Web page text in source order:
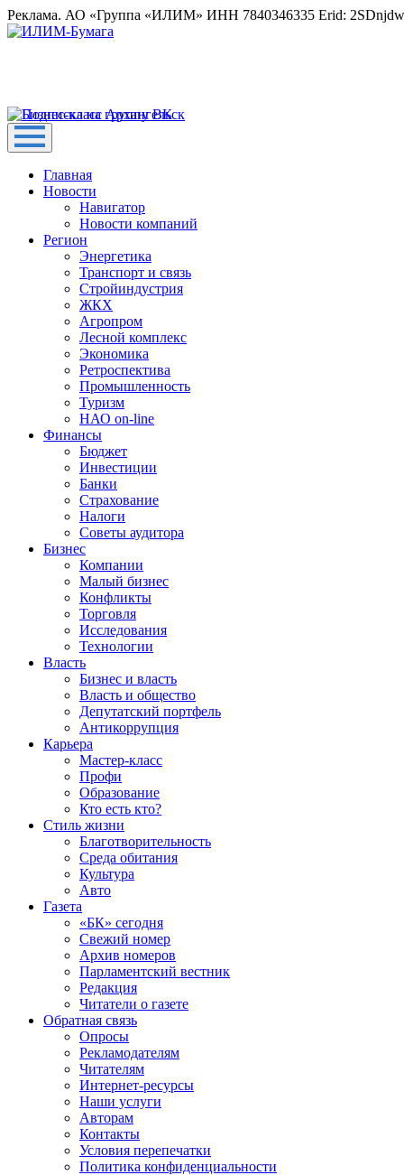
Реклама. АО «Группа «ИЛИМ» ИНН 7840346335 Erid:
Главная
Новости
Навигатор
Новости компаний
Регион
Энергетика
Транспорт и связь
Стройиндустрия
ЖКХ
Агропром
Лесной комплекс
Экономика
Ретроспектива
Промышленность
Туризм
НАО on-line
Финансы
Бюджет
Инвестиции
Банки
Страхование
Налоги
Советы аудитора
Бизнес
Компании
Малый бизнес
Конфликты
Торговля
Исследования
Технологии
Власть
Бизнес и власть
Власть и общество
Депутатский портфель
Антикоррупция
Карьера
Мастер-класс
Профи
Образование
Кто есть кто?
Стиль жизни
Благотворительность
Среда обитания
Культура
Авто
Газета
«БК» сегодня
Свежий номер
Архив номеров
Парламентский вестник
Редакция
Читатели о газете
Обратная связь
Опросы
Рекламодателям
Читателям
Интернет-ресурсы
Наши услуги
Авторам
Контакты
Условия перепечатки
Политика конфиденциальности